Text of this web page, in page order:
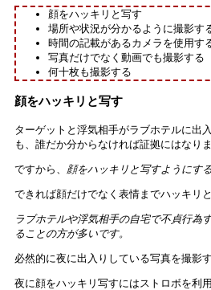
顔をハッキリと写す
場所や状況が分かるように撮影す
時間の記載があるカメラを使用す
写真だけでなく動画でも撮影する
何十枚も撮影する
顔をハッキリと写す
ターゲットと浮気相手がラブホテルに出
も、誰だか分からなければ証拠にはなりま
ですから、 顔をハッキリと写すようにす
できれば顔だけでなく表情までハッキリ
ラブホテルや浮気相手の自宅で不貞行為
ることの方が多いです。
必然的に夜に出入りしている写真を撮影
夜に顔をハッキリ写すにはストロボを利